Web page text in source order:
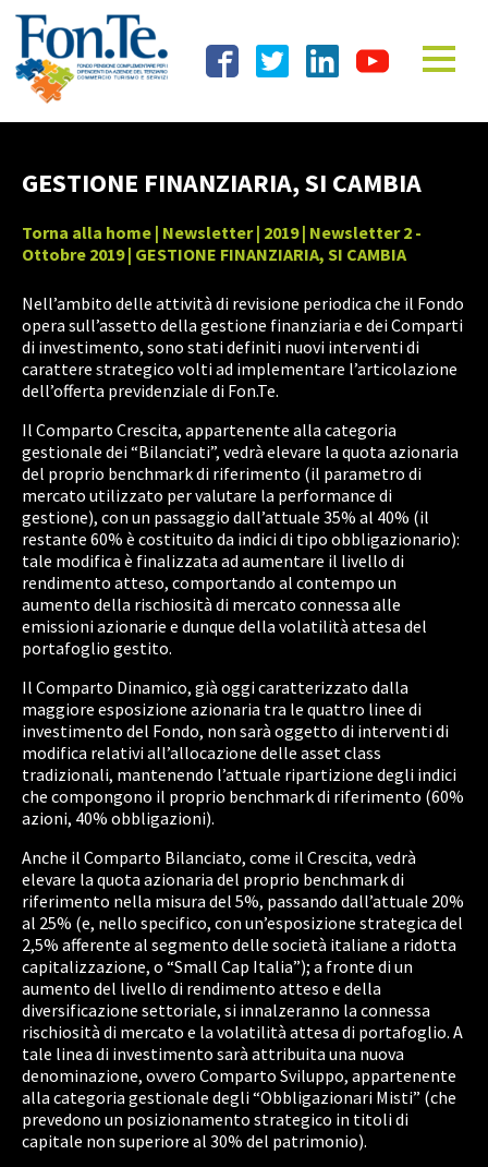
GESTIONE FINANZIARIA, SI CAMBIA
Torna alla home | Newsletter| 2019| Newsletter 2 -
Ottobre 2019| GESTIONE FINANZIARIA, SI CAMBIA
Nell’ambito delle attività di revisione periodica che il Fondo
opera sull’assetto della gestione finanziaria e dei Comparti
di investimento, sono stati definiti nuovi interventi di
carattere strategico volti ad implementare l’articolazione
dell’offerta previdenziale di Fon.Te.
Il Comparto Crescita, appartenente alla categoria
gestionale dei “Bilanciati”, vedrà elevare la quota azionaria
del proprio benchmark di riferimento (il parametro di
mercato utilizzato per valutare la performance di
gestione), con un passaggio dall’attuale 35% al 40% (il
restante 60% è costituito da indici di tipo obbligazionario):
tale modifica è finalizzata ad aumentare il livello di
rendimento atteso, comportando al contempo un
aumento della rischiosità di mercato connessa alle
emissioni azionarie e dunque della volatilità attesa del
portafoglio gestito.
Il Comparto Dinamico, già oggi caratterizzato dalla
maggiore esposizione azionaria tra le quattro linee di
investimento del Fondo, non sarà oggetto di interventi di
modifica relativi all’allocazione delle asset class
tradizionali, mantenendo l’attuale ripartizione degli indici
che compongono il proprio benchmark di riferimento (60%
azioni, 40% obbligazioni).
Anche il Comparto Bilanciato, come il Crescita, vedrà
elevare la quota azionaria del proprio benchmark di
riferimento nella misura del 5%, passando dall’attuale 20%
al 25% (e, nello specifico, con un’esposizione strategica del
2,5% afferente al segmento delle società italiane a ridotta
capitalizzazione, o “Small Cap Italia”); a fronte di un
aumento del livello di rendimento atteso e della
diversificazione settoriale, si innalzeranno la connessa
rischiosità di mercato e la volatilità attesa di portafoglio. A
tale linea di investimento sarà attribuita una nuova
denominazione, ovvero Comparto Sviluppo, appartenente
alla categoria gestionale degli “Obbligazionari Misti” (che
prevedono un posizionamento strategico in titoli di
capitale non superiore al 30% del patrimonio).